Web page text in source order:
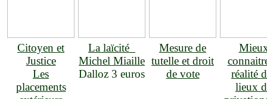
Citoyen et
Justice
Les
placements
La laïcité
Michel Miaille
Dalloz 3 euros
Mesure de
tutelle et droit
de vote
réalité
lieux